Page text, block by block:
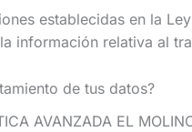
establecidas en la
información relativa al
de tus datos?
AVANZADA EL